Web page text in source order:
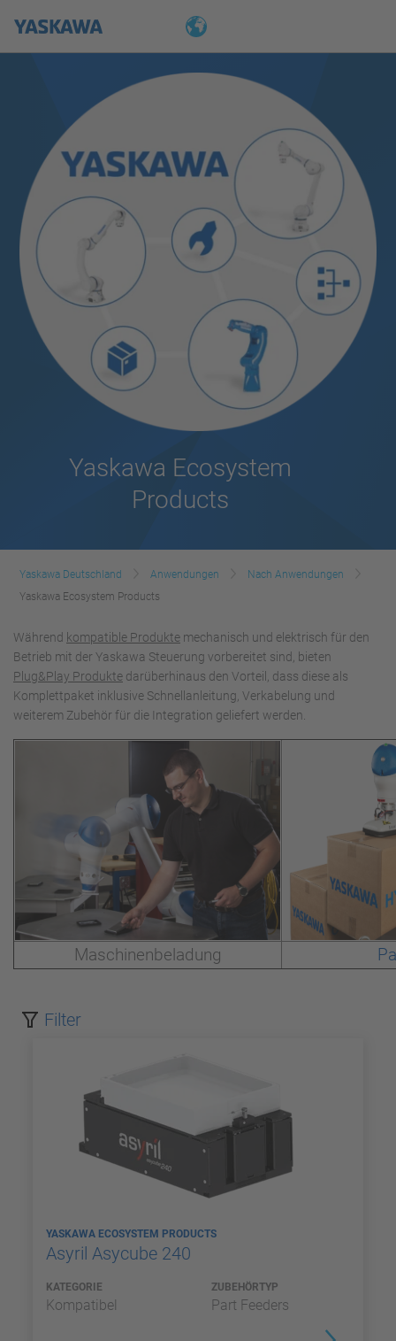
Yaskawa Ecosystem
Products
Yaskawa Deutschland Anwendungen
Nach Anwendungen
Yaskawa Ecosystem Products
Während kompatible Produkte mechanisch und elektrisch für den
Betrieb mit der Yaskawa Steuerung vorbereitet sind, bieten
Plug&Play Produkte darüberhinaus den Vorteil, dass diese als
Komplettpaket inklusive Schnellanleitung, Verkabelung und
weiterem Zubehör für die Integration geliefert werden.
Maschinenbeladung
Filter
YASKAWA ECOSYSTEM PRODUCTS
Asyril Asycube 240
KATEGORIE
Kompatibel
ZUBEHÖRTYP
Part Feeders